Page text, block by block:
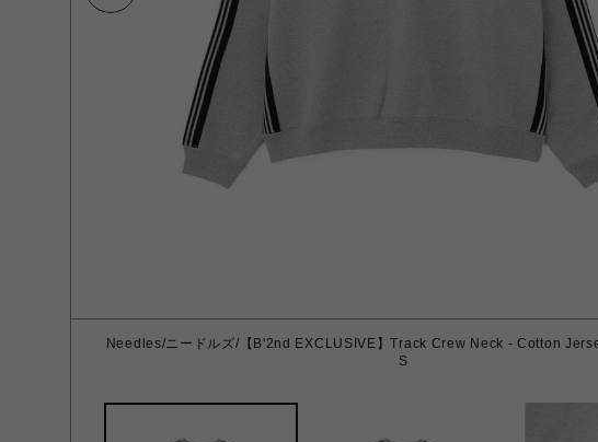
Needles/ニードルズ/【B'2nd EXCLUSIVE】Track Crew Neck - Cotton
S